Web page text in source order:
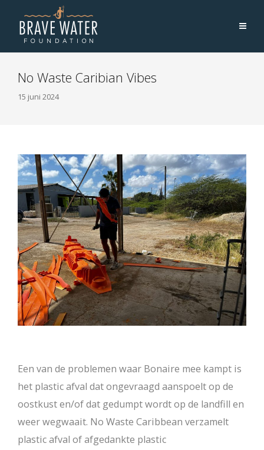
No Waste Caribian Vibes
15 juni 2024
Een van de problemen waar Bonaire mee kampt is
het plastic afval dat ongevraagd aanspoelt op de
oostkust en/of dat gedumpt wordt op de landfill en
weer wegwaait. No Waste Caribbean verzamelt
plastic afval of afgedankte plastic